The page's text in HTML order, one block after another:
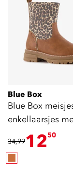
Blue Box
Blue Box
enkellaarsjes
luipaardprint
34,991250